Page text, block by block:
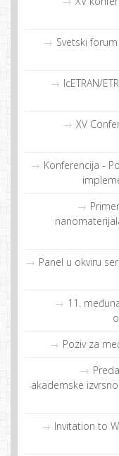
Svetski
IcETRAN/
XV
Konferencija -
Panel u okviru
11.
Poziv za
akademske
Invitation to